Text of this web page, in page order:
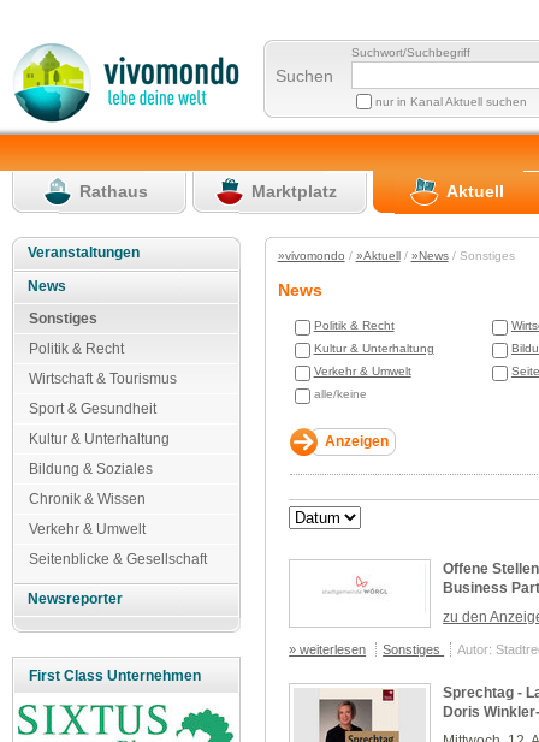
Suchen
Suchwort/Suchbegriff
nur in Kanal Aktuell suchen
Rathaus Marktplatz Aktuell
Veranstaltungen
News
Sonstiges
Politik & Recht
Wirtschaft & Tourismus
Sport & Gesundheit
Kultur & Unterhaltung
Bildung & Soziales
Chronik & Wissen
Verkehr & Umwelt
Seitenblicke & Gesellschaft
Newsreporter
First Class Unternehmen
»vivomondo / »Aktuell/ »News/ Sonstiges
News
Politik & Recht
Kultur & Unterhaltung
Verkehr & Umwelt
alle/keine
Offene
Business
zu den
» weiterlesen Sonstiges Autor:
Sprechtag -
Doris